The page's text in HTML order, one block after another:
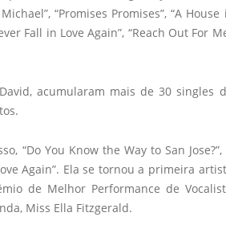
“Promises Promises”, “A House
Fall in Love Again”, “Reach Out For
acumularam mais de 30 singles
“Do You Know the Way to San Jose?”,
Again”. Ela se tornou a primeira
de Melhor Performance de
Miss Ella Fitzgerald.